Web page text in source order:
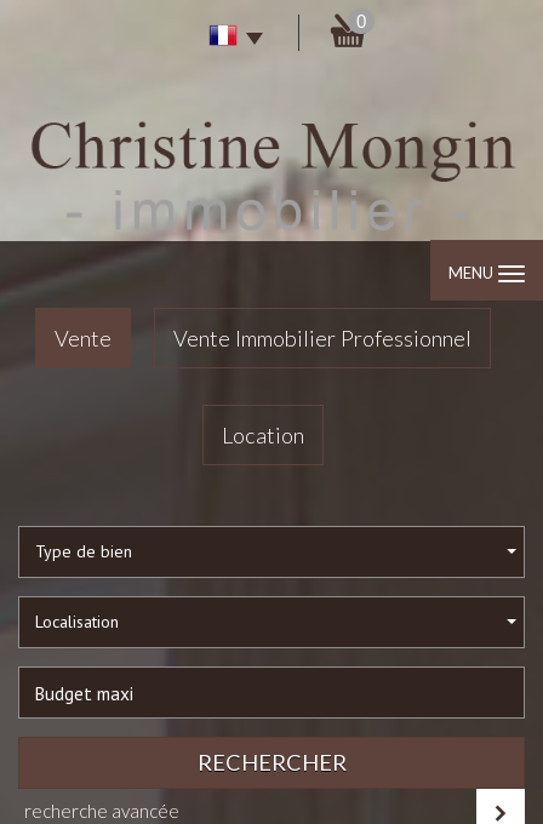
0
MENU
Vente Vente Immobilier Professionnel
Location
Type de bien
Localisation
RECHERCHER
recherche avancée